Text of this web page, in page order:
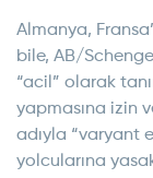
Almanya,
bile, AB/
“acil” olarak
yapmasına izin
adıyla “varyant
yolcularına